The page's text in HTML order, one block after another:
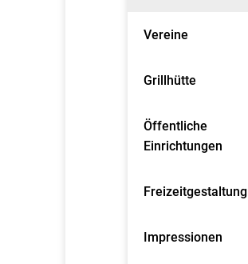
Vereine
Grillhütte
Öffentliche
Einrichtungen
Freizeitgestaltung
Impressionen